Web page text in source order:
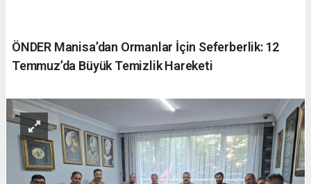
ÖNDER Manisa’dan Ormanlar İçin Seferberlik: 12
Temmuz’da Büyük Temizlik Hareketi